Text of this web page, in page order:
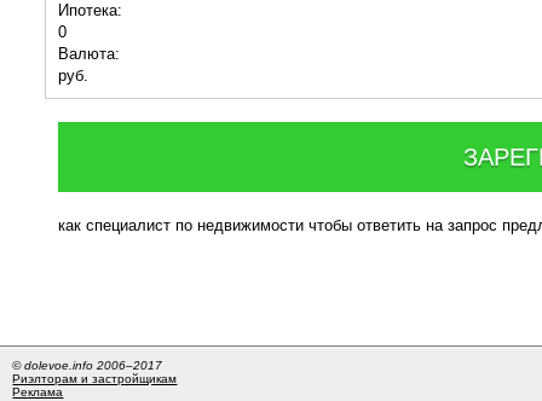
Ипотека:
0
Валюта:
руб.
как специалист по недвижимости чтобы ответить на запрос
© dolevoe.info 2006–2017
Риэлторам и застройщикам
Реклама